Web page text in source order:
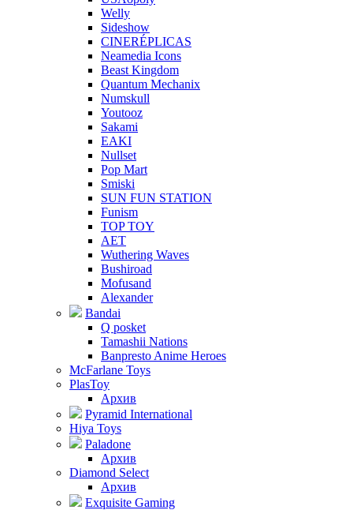
Welly
Sideshow
CINERÉPLICAS
Neamedia Icons
Beast Kingdom
Quantum Mechanix
Numskull
Youtooz
Sakami
EAKI
Nullset
Pop Mart
Smiski
SUN FUN STATION
Funism
TOP TOY
AET
Wuthering Waves
Bushiroad
Mofusand
Alexander
Bandai
Q posket
Tamashii Nations
Banpresto Anime Heroes
McFarlane Toys
PlasToy
Архив
Pyramid International
Hiya Toys
Paladone
Архив
Diamond Select
Архив
Exquisite Gaming